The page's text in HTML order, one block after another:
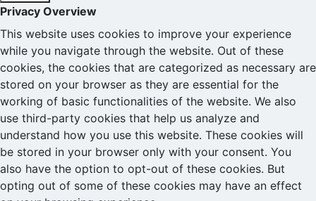
Privacy Overview
This website uses cookies to improve your experience
while you navigate through the website. Out of these
cookies, the cookies that are categorized as necessary are
stored on your browser as they are essential for the
working of basic functionalities of the website. We also
use third-party cookies that help us analyze and
understand how you use this website. These cookies will
be stored in your browser only with your consent. You
also have the option to opt-out of these cookies. But
opting out of some of these cookies may have an effect